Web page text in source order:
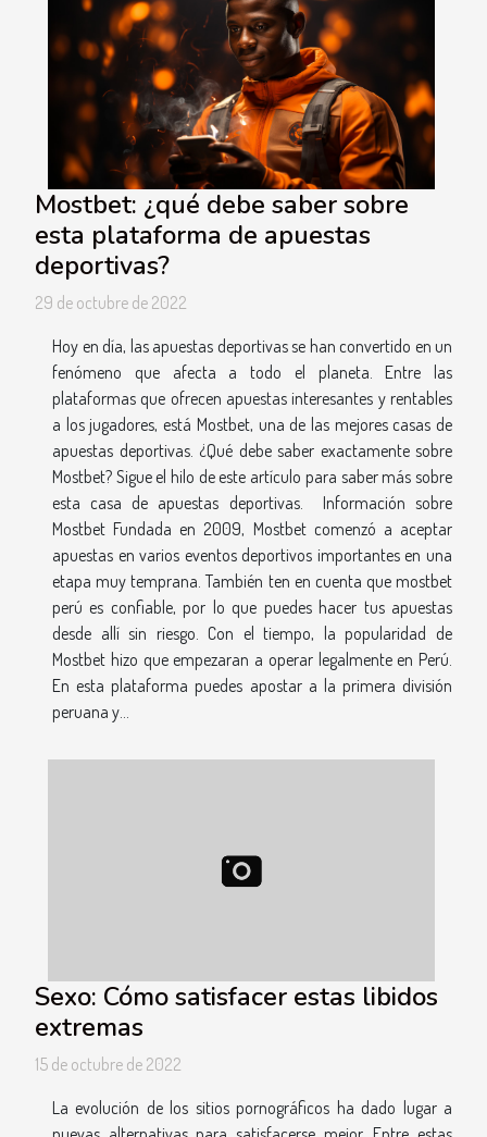
Mostbet: ¿qué debe saber sobre
esta plataforma de apuestas
deportivas?
29 de octubre de 2022
Hoy en día, las apuestas deportivas se han convertido en un
fenómeno que afecta a todo el planeta. Entre las
plataformas que ofrecen apuestas interesantes y rentables
a los jugadores, está Mostbet, una de las mejores casas de
apuestas deportivas. ¿Qué debe saber exactamente sobre
Mostbet? Sigue el hilo de este artículo para saber más sobre
esta casa de apuestas deportivas. Información sobre
Mostbet Fundada en 2009, Mostbet comenzó a aceptar
apuestas en varios eventos deportivos importantes en una
etapa muy temprana. También ten en cuenta que mostbet
perú es confiable, por lo que puedes hacer tus apuestas
desde allí sin riesgo. Con el tiempo, la popularidad de
Mostbet hizo que empezaran a operar legalmente en Perú.
En esta plataforma puedes apostar a la primera división
peruana y...
Sexo: Cómo satisfacer estas libidos
extremas
15 de octubre de 2022
La evolución de los sitios pornográficos ha dado lugar a